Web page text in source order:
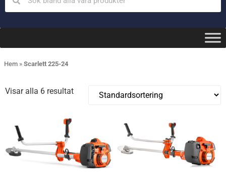
Hem » Scarlett 225-24
Visar alla 6 resultat